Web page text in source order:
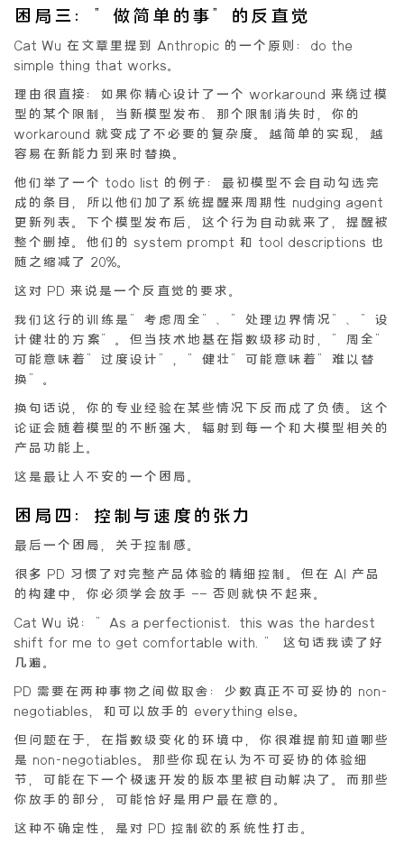
困局三：”做简单的事”的反直觉
Cat Wu 在文章里提到 Anthropic 的一个原则： do the
simple thing that works
理由很直接：如果你精心设计了一个 workaround 来绕过模
型的某个限制，当新模型发布、那个限制消失时，你的
workaround 就变成了不必要的复杂度。越简单的实现，越
容易在新能力到来时替换。
他们举了一个 todo list 的例子：最初模型不会自动勾选完
成的条目，所以他们加了系统提醒来周期性 nudging agent
更新列表。下个模型发布后，这个行为自动就来了，提醒被
整个删掉。他们的 system prompt 和 tool descriptions 也
随之缩减了 20%。
这对 PD 来说是一个反直觉的要求。
我们这行的训练是”考虑周全”、”处理边界情况”、”设
计健壮的方案”。但当技术地基在指数级移动时，”周全”
可能意味着”过度设计”，”健壮”可能意味着”难以替
换”。
换句话说， 你的专业经验在某些情况下反而成了负债
。这个
论证会随着模型的不断强大，辐射到每一个和大模型相关的
产品功能上。
这是最让人不安的一个困局。
困局四：控制与速度的张力
最后一个困局，关于控制感。
很多 PD 习惯了对完整产品体验的精细控制。但在 AI 产品
的构建中，你必须学会放手 —— 否则就快不起来。
Cat Wu 说：”As a perfectionist, this was the hardest
shift for me to get comfortable with.” 这句话我读了好
几遍。
PD 需要在两种事物之间做取舍：少数真正不可妥协的 non-
negotiables，和可以放手的 everything else。
但问题在于，在指数级变化的环境中， 你很难提前知道哪些
是 non-negotiables 。那些你现在认为不可妥协的体验细
节，可能在下一个极速开发的版本里被自动解决了。而那些
你放手的部分，可能恰好是用户最在意的。
这种不确定性，是对 PD 控制欲的系统性打击。